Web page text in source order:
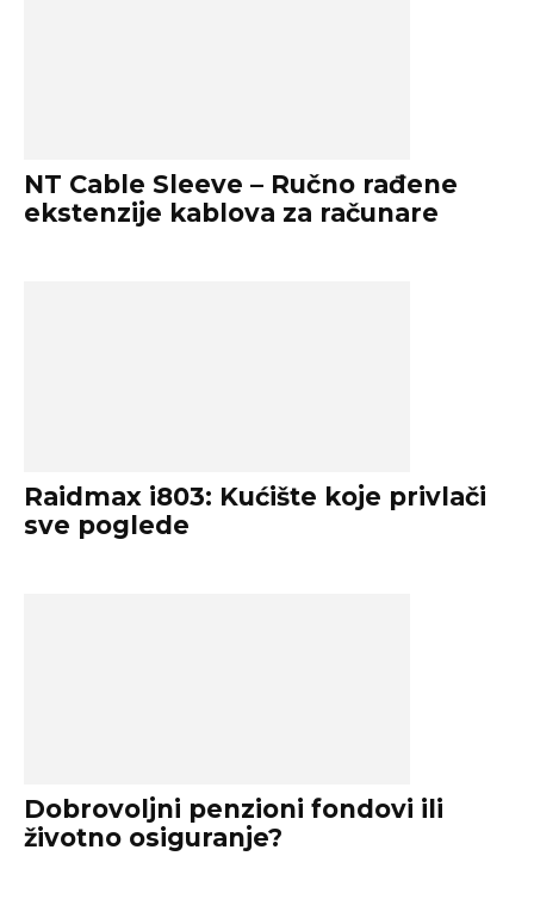
NT Cable Sleeve – Ručno rađene
ekstenzije kablova za računare
Raidmax i803: Kućište koje privlači
sve poglede
Dobrovoljni penzioni fondovi ili
životno osiguranje?